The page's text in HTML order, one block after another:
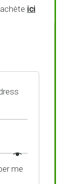
ici
me